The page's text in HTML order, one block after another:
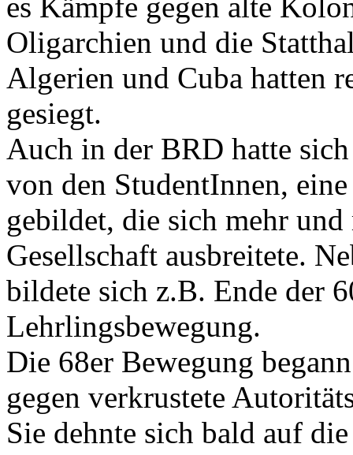
es Kämpfe gegen alte
Oligarchien und die
Algerien und Cuba hatten
gesiegt.
Auch in der BRD hatte
von den StudentInnen,
gebildet, die sich mehr
Gesellschaft ausbreitete.
bildete sich z.B. Ende der
Lehrlingsbewegung.
Die 68er Bewegung
gegen verkrustete
Sie dehnte sich bald auf